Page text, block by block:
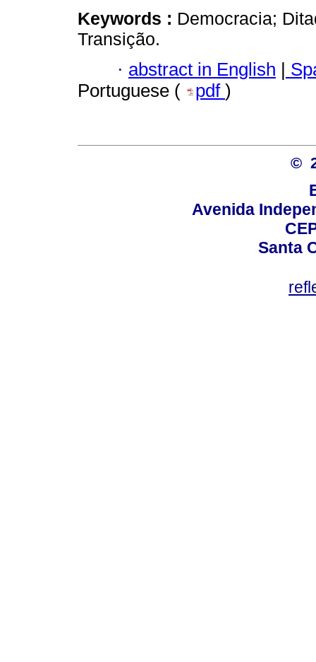
Keywords : Democracia;
Transição.
· abstract in English |
Portuguese (
pdf )
©
Avenida
Santa